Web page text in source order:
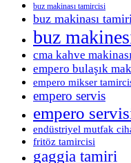
buz makinası tamircisi
buz makinası tamiri
buz
cma kahve
empero bulaşık
empero mikser
empero servis
empero
endüstriyel mutfak
fritöz tamircisi
gaggia tamiri